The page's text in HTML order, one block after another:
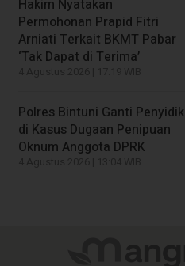
Hakim Nyatakan
Permohonan Prapid Fitri
Arniati Terkait BKMT Pabar
‘Tak Dapat di Terima’
Polres Bintuni Ganti Penyidik
di Kasus Dugaan Penipuan
Oknum Anggota DPRK